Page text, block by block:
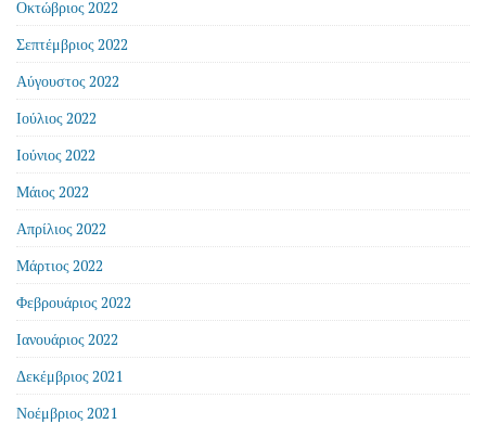
Οκτώβριος 2022
Σεπτέμβριος 2022
Αύγουστος 2022
Ιούλιος 2022
Ιούνιος 2022
Μάιος 2022
Απρίλιος 2022
Μάρτιος 2022
Φεβρουάριος 2022
Ιανουάριος 2022
Δεκέμβριος 2021
Νοέμβριος 2021